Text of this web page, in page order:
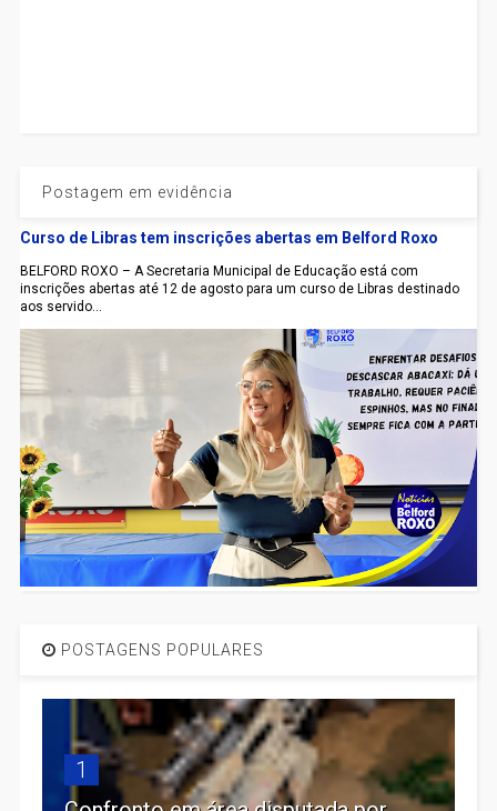
Postagem em evidência
Curso de Libras tem inscrições abertas em Belford Roxo
BELFORD ROXO – A Secretaria Municipal de Educação está com
inscrições abertas até 12 de agosto para um curso de Libras destinado
aos servido...
POSTAGENS POPULARES
1